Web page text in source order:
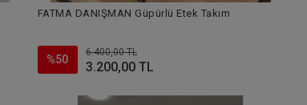
FATMA DANIŞMAN Güpürlü Etek Takım
%50
6.400,00 TL
3.200,00 TL